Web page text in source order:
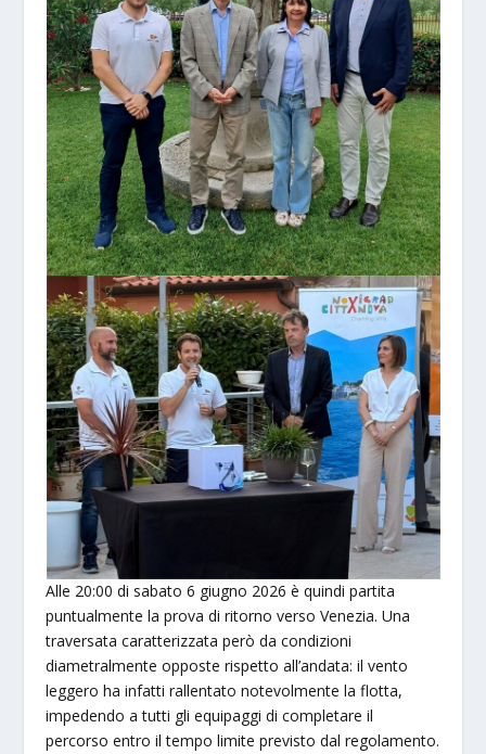
Alle 20:00 di sabato 6 giugno 2026 è quindi partita
puntualmente la prova di ritorno verso Venezia. Una
traversata caratterizzata però da condizioni
diametralmente opposte rispetto all’andata: il vento
leggero ha infatti rallentato notevolmente la flotta,
impedendo a tutti gli equipaggi di completare il
percorso entro il tempo limite previsto dal regolamento.